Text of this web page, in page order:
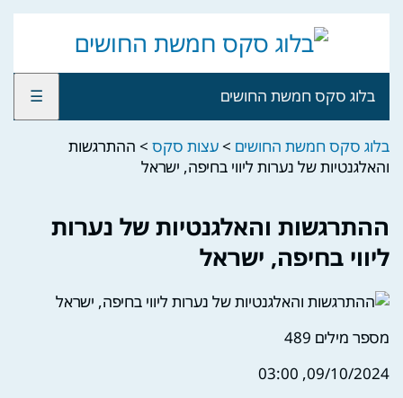
בלוג סקס חמשת החושים ☰
בלוג סקס חמשת החושים > עצות סקס > ההתרגשות
והאלגנטיות של נערות ליווי בחיפה, ישראל
ההתרגשות והאלגנטיות של נערות
ליווי בחיפה, ישראל
מספר מילים 489
09/10/2024, 03:00